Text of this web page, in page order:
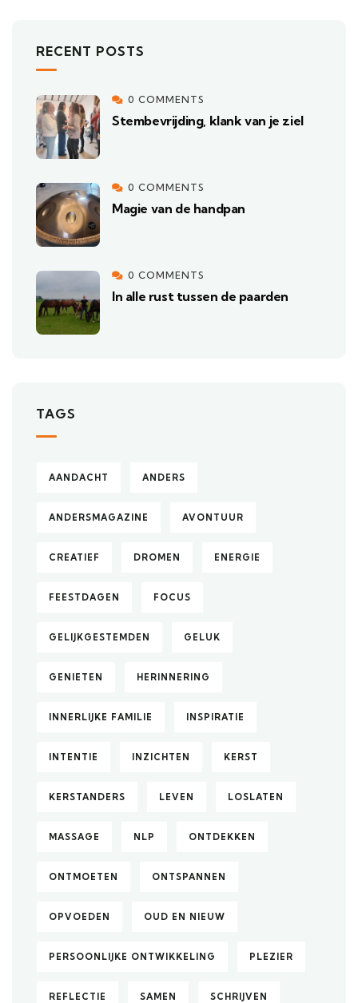
RECENT POSTS
0 COMMENTS
Stembevrijding, klank van je ziel
0 COMMENTS
Magie van de handpan
0 COMMENTS
In alle rust tussen de paarden
TAGS
AANDACHT ANDERS
ANDERSMAGAZINE AVONTUUR
CREATIEF DROMEN ENERGIE
FEESTDAGEN FOCUS
GELIJKGESTEMDEN GELUK
GENIETEN HERINNERING
INNERLIJKE FAMILIE INSPIRATIE
INTENTIE INZICHTEN KERST
KERSTANDERS LEVEN LOSLATEN
MASSAGE NLP ONTDEKKEN
ONTMOETEN ONTSPANNEN
OPVOEDEN OUD EN NIEUW
PERSOONLIJKE ONTWIKKELING PLEZIER
REFLECTIE SAMEN SCHRIJVEN